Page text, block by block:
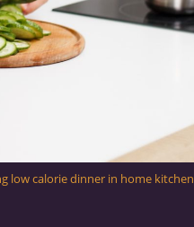
low calorie dinner in home kitchen